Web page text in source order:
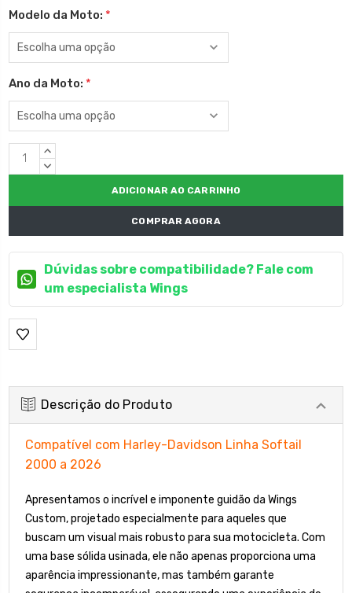
Modelo da Moto: *
Ano da Moto: *
EstoqueQUANTIDADE
CRESCENTE:
QUANTIDADE
COMPRAR AGORA
Dúvidas sobre compatibilidade? Fale com
um especialista Wings
Descrição do Produto
Compatível com Harley-Davidson Linha Softail
2000 a 2026
Apresentamos o incrível e imponente guidão da Wings
Custom, projetado especialmente para aqueles que
buscam um visual mais robusto para sua motocicleta. Com
uma base sólida usinada, ele não apenas proporciona uma
aparência impressionante, mas também garante